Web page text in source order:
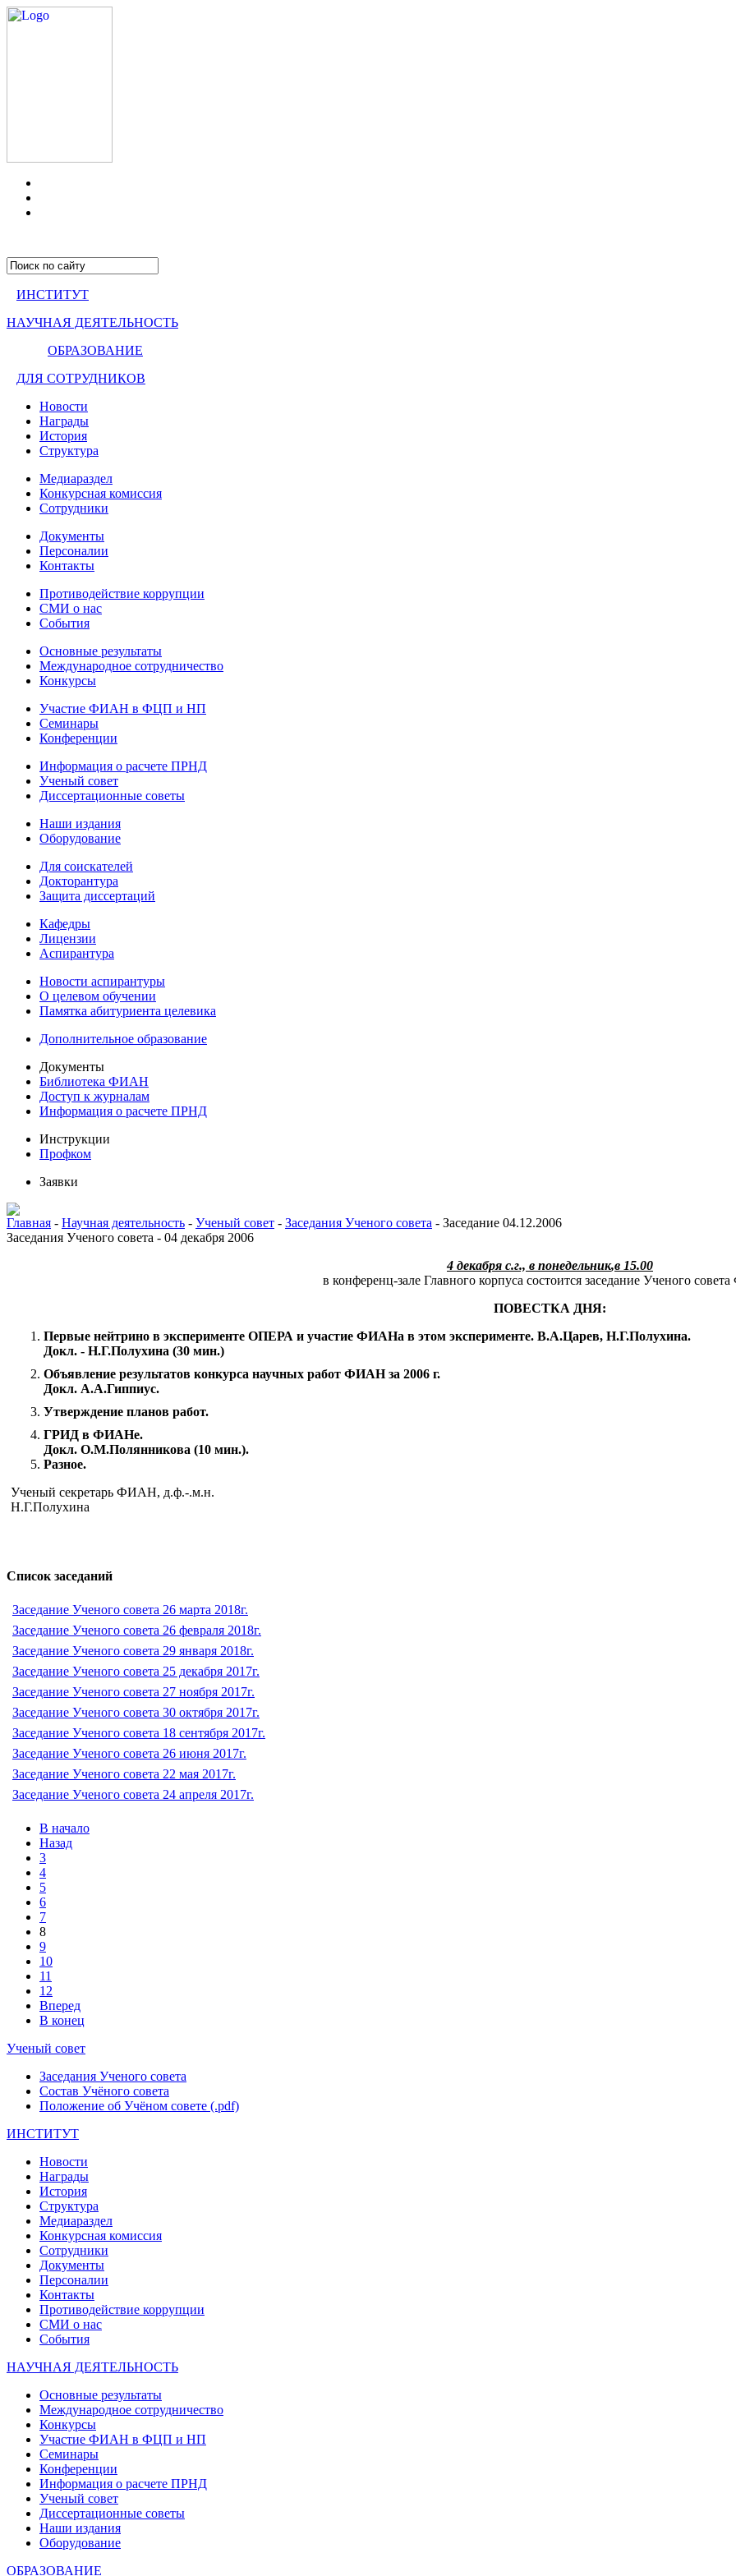
ИНСТИТУТ
НАУЧНАЯ ДЕЯТЕЛЬНОСТЬ
ОБРАЗОВАНИЕ
ДЛЯ СОТРУДНИКОВ
Новости
Награды
История
Структура
Медиараздел
Конкурсная комиссия
Сотрудники
Документы
Персоналии
Контакты
Противодействие коррупции
СМИ о нас
События
Основные результаты
Международное сотрудничество
Конкурсы
Участие ФИАН в ФЦП и НП
Семинары
Конференции
Информация о расчете ПРНД
Ученый совет
Диссертационные советы
Наши издания
Оборудование
Для соискателей
Докторантура
Защита диссертаций
Кафедры
Лицензии
Аспирантура
Новости аспирантуры
О целевом обучении
Памятка абитуриента целевика
Дополнительное образование
Документы
Библиотека ФИАН
Доступ к журналам
Информация о расчете ПРНД
Инструкции
Профком
Заявки
Главная - Научная деятельность - Ученый совет - Заседания Ученого совета - Заседание 04.12.2006
Заседания Ученого совета - 04 декабря 2006
4 декабря с.г., в понедельник,в 15.00
в конференц-зале Главного корпуса состоится заседание Ученого
ПОВЕСТКА ДНЯ:
Первые нейтрино в эксперименте ОПЕРА и участие ФИАНа в этом эксперименте. В.А.Царев, Н.Г.Полухина.
Докл. - Н.Г.Полухина (30 мин.)
Объявление результатов конкурса научных работ ФИАН за 2006 г.
Докл. А.А.Гиппиус.
Утверждение планов работ.
ГРИД в ФИАНе.
Докл. О.М.Полянникова (10 мин.).
Разное.
Ученый секретарь ФИАН, д.ф.-.м.н.
Н.Г.Полухина
Список заседаний
Заседание Ученого совета 26 марта 2018г.
Заседание Ученого совета 26 февраля 2018г.
Заседание Ученого совета 29 января 2018г.
Заседание Ученого совета 25 декабря 2017г.
Заседание Ученого совета 27 ноября 2017г.
Заседание Ученого совета 30 октября 2017г.
Заседание Ученого совета 18 сентября 2017г.
Заседание Ученого совета 26 июня 2017г.
Заседание Ученого совета 22 мая 2017г.
Заседание Ученого совета 24 апреля 2017г.
В начало
Назад
3
4
5
6
7
8
9
10
11
12
Вперед
В конец
Ученый совет
Заседания Ученого совета
Состав Учёного совета
Положение об Учёном совете (.pdf)
ИНСТИТУТ
Новости
Награды
История
Структура
Медиараздел
Конкурсная комиссия
Сотрудники
Документы
Персоналии
Контакты
Противодействие коррупции
СМИ о нас
События
НАУЧНАЯ ДЕЯТЕЛЬНОСТЬ
Основные результаты
Международное сотрудничество
Конкурсы
Участие ФИАН в ФЦП и НП
Семинары
Конференции
Информация о расчете ПРНД
Ученый совет
Диссертационные советы
Наши издания
Оборудование
ОБРАЗОВАНИЕ